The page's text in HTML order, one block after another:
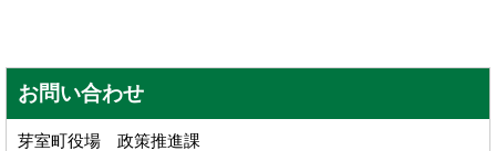
お問い合わせ
芽室町役場 政策推進課